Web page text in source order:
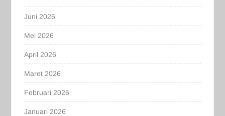
Juni 2026
Mei 2026
April 2026
Maret 2026
Februari 2026
Januari 2026